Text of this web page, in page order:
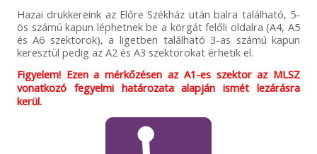
Hazai drukkereink az Előre Székház után balra található, 5-
ös számú kapun léphetnek be a körgát felőli oldalra (A4, A5
és A6 szektorok), a ligetben található 3-as számú kapun
keresztül pedig az A2 és A3 szektorokat érhetik el.
Figyelem! Ezen a mérkőzésen az A1-es szektor az MLSZ
vonatkozó fegyelmi határozata alapján ismét lezárásra
kerül.